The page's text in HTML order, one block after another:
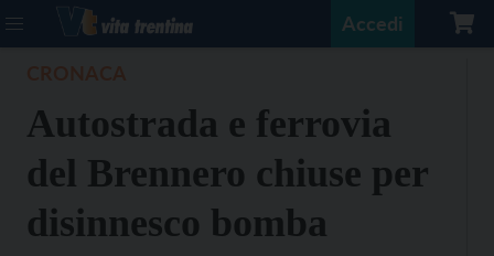
Accedi
Autostrada e ferrovia
del Brennero chiuse per
disinnesco bomba